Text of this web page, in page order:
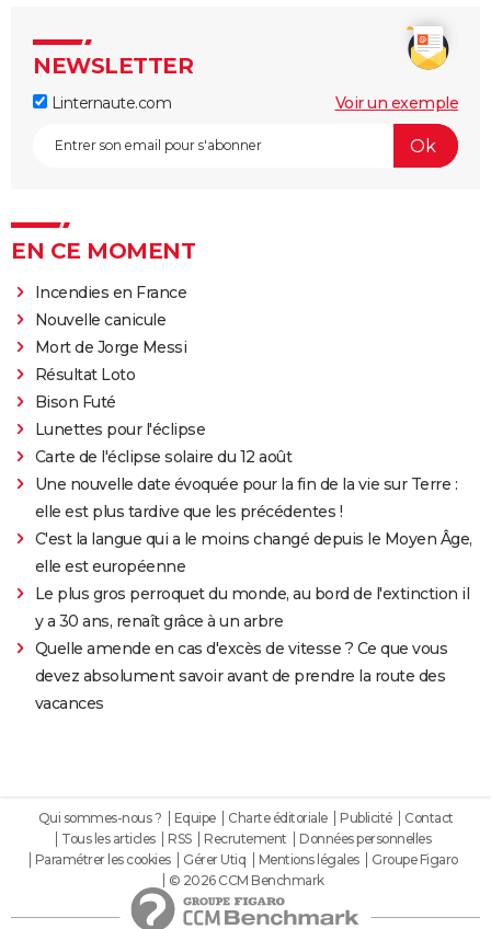
NEWSLETTER
Linternaute.com Voir un exemple
EN CE MOMENT
Incendies en France
Nouvelle canicule
Mort de Jorge Messi
Résultat Loto
Bison Futé
Lunettes pour l'éclipse
Carte de l'éclipse solaire du 12 août
Une nouvelle date évoquée pour la fin de la vie sur Terre :
elle est plus tardive que les précédentes !
C'est la langue qui a le moins changé depuis le Moyen Âge,
elle est européenne
Le plus gros perroquet du monde, au bord de l'extinction il
y a 30 ans, renaît grâce à un arbre
Quelle amende en cas d'excès de vitesse ? Ce que vous
devez absolument savoir avant de prendre la route des
vacances
Qui sommes-nous ? Equipe Charte éditoriale Publicité
Contact
Tous les articles
RSS Recrutement
Données personnelles
Paramétrer les cookies
Gérer Utiq Mentions légales
Groupe Figaro
© 2026 CCM Benchmark